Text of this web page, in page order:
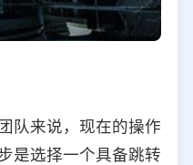
队来说，现在的操作
是选择一个具备跳转